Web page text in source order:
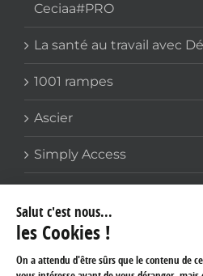
Ceciaa#PRO
La santé au travail avec
1001 rampes
Ascier
Simply Access
COORDONNÉES
159 avenue Gallieni